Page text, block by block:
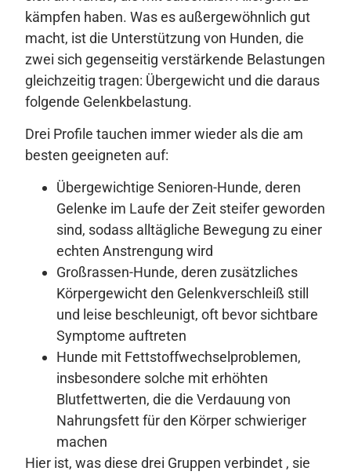
kämpfen haben. Was es außergewöhnlich gut
macht, ist die Unterstützung von Hunden, die
zwei sich gegenseitig verstärkende Belastungen
gleichzeitig tragen: Übergewicht und die daraus
folgende Gelenkbelastung.
Drei Profile tauchen immer wieder als die am
besten geeigneten auf:
Übergewichtige Senioren-Hunde, deren
Gelenke im Laufe der Zeit steifer geworden
sind, sodass alltägliche Bewegung zu einer
echten Anstrengung wird
Großrassen-Hunde, deren zusätzliches
Körpergewicht den Gelenkverschleiß still
und leise beschleunigt, oft bevor sichtbare
Symptome auftreten
Hunde mit Fettstoffwechselproblemen,
insbesondere solche mit erhöhten
Blutfettwerten, die die Verdauung von
Nahrungsfett für den Körper schwieriger
machen
Hier ist, was diese drei Gruppen verbindet , sie